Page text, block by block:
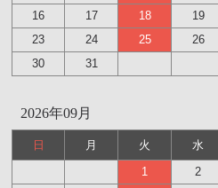
16
17 18 19
23
24 25 26
30
31
2026年09月
日 月 火 水
1
2